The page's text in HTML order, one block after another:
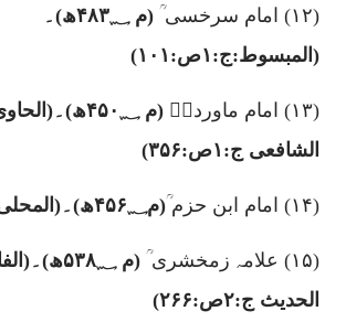
(۱۲) امام سرخسی ؒ (م۴۸۳؁ھ)۔
(المبسوط:ج: ۱ص: ۱۰۱)
(۱۳) امام ماوردیؒ (م۴۵۰؁
الشافعی ج: ۱ص:۳۵۶)
(۱۴) امام ابن حزم ؒ(م۴۵۶؁
(۱۵) علامہ زمخشری ؒ (م۵۳۸؁
الحدیث ج:۲ص:۲۶۶)